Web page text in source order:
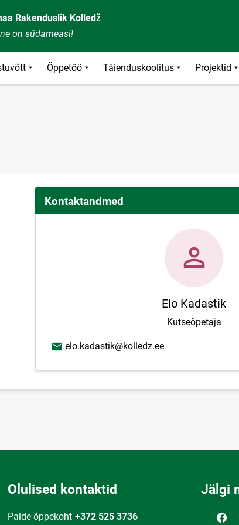
Rakenduslik Kolledž
on südameasi!
Õppetöö Täienduskoolitus Projektid
Kontaktandmed
Elo Kadastik
Kutseõpetaja
E-posti aadress
elo.kadastik@kolledz.ee
Olulised kontaktid
Paide õppekoht +372 525 3736
Jälgi